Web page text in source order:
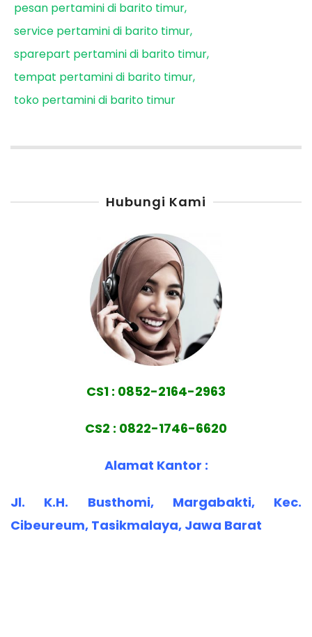
pesan pertamini di barito timur
service pertamini di barito timur
sparepart pertamini di barito timur
tempat pertamini di barito timur
toko pertamini di barito timur
Hubungi Kami
CS1 : 0852-2164-2963
CS2 : 0822-1746-6620
Alamat Kantor :
Jl. K.H. Busthomi, Margabakti, Kec.
Cibeureum, Tasikmalaya, Jawa Barat